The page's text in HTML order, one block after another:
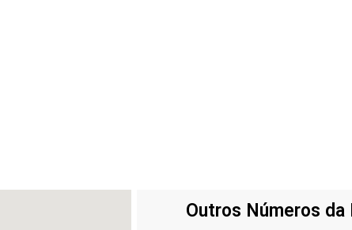
Outros Números